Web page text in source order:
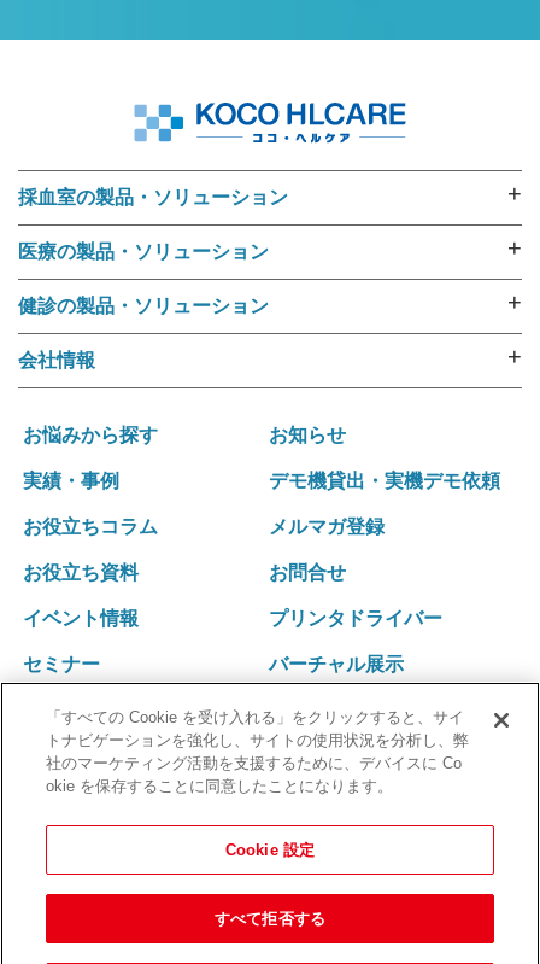
+
採血室の製品・ソリューション
採血業務ソリューション
採血管準備装置 i･pres core
採血管準備装置 i･pres fine
採血管準備装置 i・pres fit Ⅱ
尿カップラベラー CL-350
採血業務支援システム RInCS
採血業務指標化システム
統合受付システム（採血・処置）
採血・採尿一体型 自動受付機 BU-REC Ⅱ
+
医療の製品・ソリューション
外来用リストバンド
RFIDリストバンド（E-ブレス®）
ラベル・リストバンド・RFID プリンタipシリーズ
入院用リストバンド
バーコードリーダー
リストバンド発行パッケージ Freeni
医療事務プリント改善ソリューション
+
健診の製品・ソリューション
健診機関向けリストバンド
受診者名簿データ変換ツール 受診者Dataメイキング
キュー
受診キット発送アウトソーシング
健診関連発送業務 内製化ソリューション
採血業務ソリューション
採血管準備装置 i・pres fit Ⅱ
+
会社情報
選ばれる理由
運営ポリシー
社訓･経営理念
拠点一覧･グループネットワーク
沿革
お悩みから探す
実績・事例
お役立ちコラム
お役立ち資料
イベント情報
セミナー
お知らせ
デモ機貸出・実機デモ依頼
メルマガ登録
お問合せ
プリンタドライバー
バーチャル展示
「すべての Cookie を受け入れる」をクリックすると、サイ
トナビゲーションを強化し、サイトの使用状況を分析し、弊
社のマーケティング活動を支援するために、デバイスに Co
okie を保存することに同意したことになります。
Cookie 設定
すべて拒否する